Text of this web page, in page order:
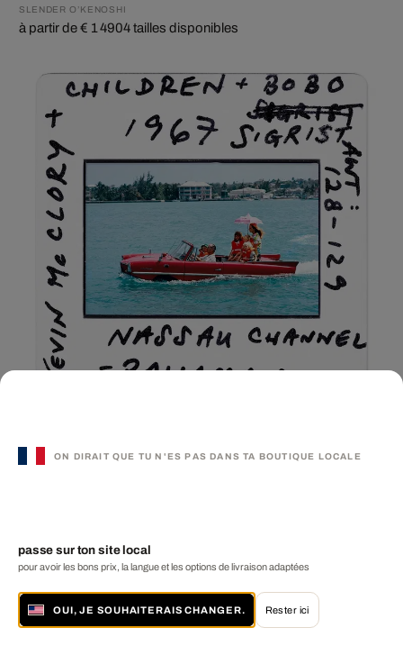
SLENDER O’KENOSHI
à partir de € 1 4904 tailles disponibles
SLIM AARONS
ON DIRAIT QUE TU N'ES PAS DANS TA BOUTIQUE LOCALE
passe sur ton site local
pour avoir les bons prix, la langue et les options de livraison adaptées
OUI, JE SOUHAITERAIS CHANGER. Rester ici